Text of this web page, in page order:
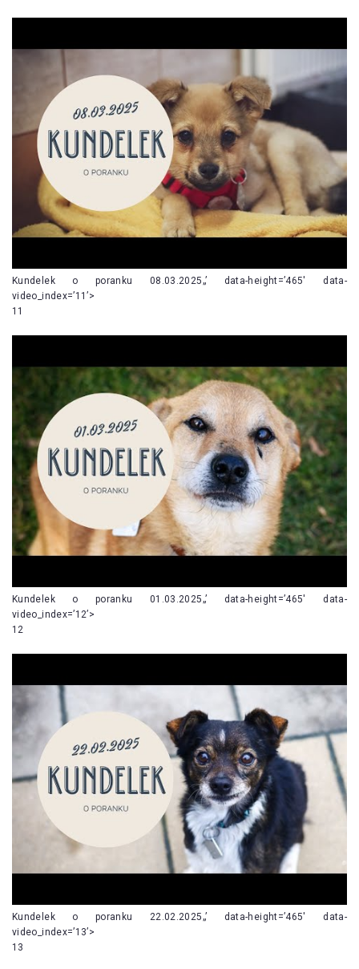
Kundelek o poranku 08.03.2025„’ data-height=’465′ data-
video_index=’11’>
11
Kundelek o poranku 01.03.2025„’ data-height=’465′ data-
video_index=’12’>
12
Kundelek o poranku 22.02.2025„’ data-height=’465′ data-
video_index=’13’>
13